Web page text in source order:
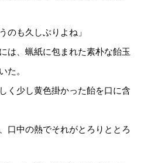
のも久しぶりよね」
は、蝋紙に包まれた素朴な飴玉
た。
く少し黄色掛かった飴を口に含
口中の熱でそれがとろりととろ